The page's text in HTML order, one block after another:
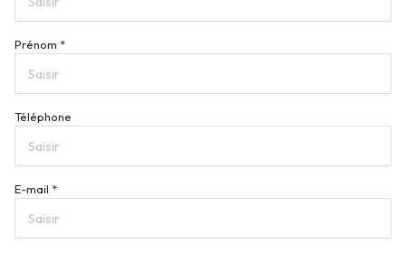
Prénom *
Téléphone
E-mail *